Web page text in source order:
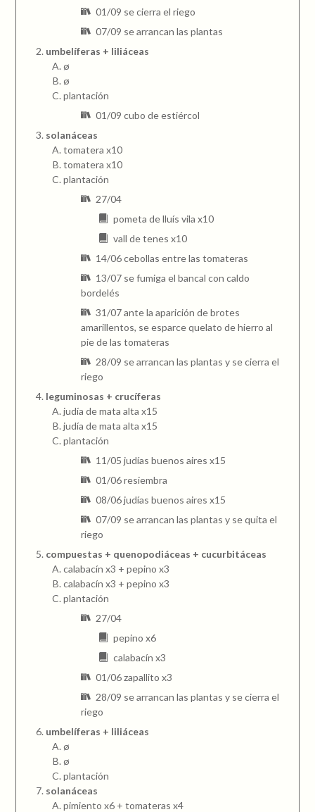
01/09 se cierra el riego
07/09 se arrancan las plantas
umbelíferas + liliáceas
ø
ø
plantación
01/09 cubo de estiércol
solanáceas
tomatera x10
tomatera x10
plantación
27/04
pometa de lluís vila x10
vall de tenes x10
14/06 cebollas entre las tomateras
13/07 se fumiga el bancal con caldo
bordelés
31/07 ante la aparición de brotes
amarillentos, se esparce quelato de hierro al
pie de las tomateras
28/09 se arrancan las plantas y se cierra el
riego
leguminosas + crucíferas
judía de mata alta x15
judía de mata alta x15
plantación
11/05 judías buenos aires x15
01/06 resiembra
08/06 judías buenos aires x15
07/09 se arrancan las plantas y se quita el
riego
compuestas + quenopodiáceas + cucurbitáceas
calabacín x3 + pepino x3
calabacín x3 + pepino x3
plantación
27/04
pepino x6
calabacín x3
01/06 zapallito x3
28/09 se arrancan las plantas y se cierra el
riego
umbelíferas + liliáceas
ø
ø
plantación
solanáceas
pimiento x6 + tomateras x4